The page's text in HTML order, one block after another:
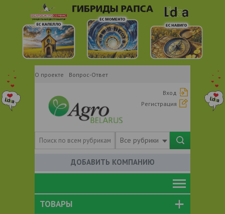
О проекте Вопрос-Ответ
Вход
Регистрация
Все рубрики
ДОБАВИТЬ КОМПАНИЮ
ТОВАРЫ